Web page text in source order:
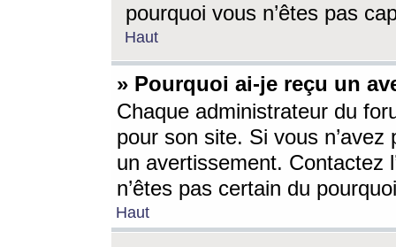
pourquoi vous n’êtes pas
Haut
» Pourquoi ai-je reçu un
Chaque administrateur du
pour son site. Si vous
un avertissement. Contactez
n’êtes pas certain du
Haut